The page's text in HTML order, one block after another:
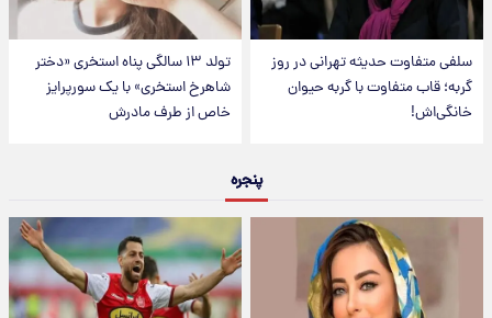
سلفی متفاوت حدیثه تهرانی در روز
گربه؛ قاب متفاوت با گربه حیوان
خانگی‌اش!
تولد ۱۳ سالگی پناه استخری «دختر
شاهرخ استخری» با یک سورپرایز
خاص از طرف مادرش
پنجره